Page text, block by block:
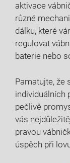
aktivace
různé
dálku, které
regulovat
baterie nebo
Pamatujte, že
individuálních
pečlivě
vás
pravou
úspěch při